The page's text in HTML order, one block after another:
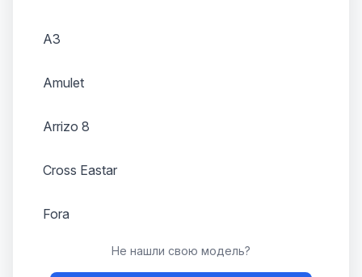
A3
Amulet
Arrizo 8
Cross Eastar
Fora
Не нашли свою модель?